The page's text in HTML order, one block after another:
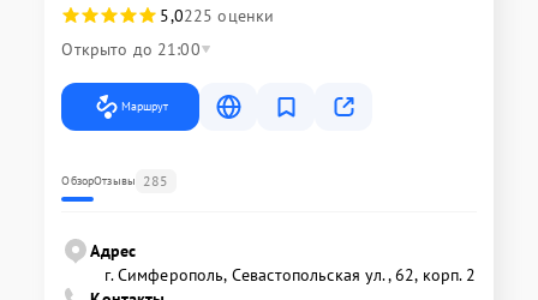
5,0225 оценки
Открыто до 21:00
Маршрут
ОбзорОтзывы 285
Адрес
г. Симферополь, Севастопольская ул., 62, корп. 2